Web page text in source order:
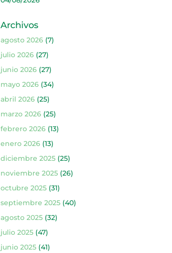
Archivos
agosto 2026(7)
julio 2026(27)
junio 2026(27)
mayo 2026(34)
abril 2026(25)
marzo 2026(25)
febrero 2026(13)
enero 2026(13)
diciembre 2025(25)
noviembre 2025(26)
octubre 2025(31)
septiembre 2025(40)
agosto 2025(32)
julio 2025(47)
junio 2025(41)